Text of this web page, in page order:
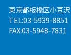
東京都板橋区小豆
TEL:03-5939-8851
FAX:03-5948-7831